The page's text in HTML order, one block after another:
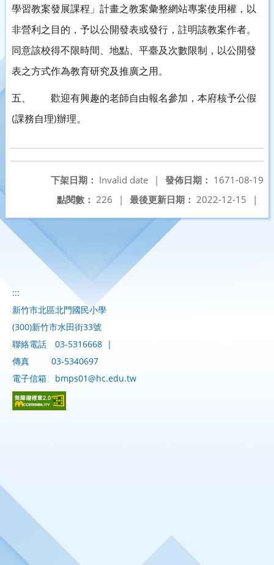
學習教案發展課程」計畫之教案彙整網站專案使用權，以
非營利之目的，予以公開發表或發行，註明該教案作者。
同意該校得不限時間、地點、平臺及次數限制，以公開發
表之方式作為教育研究及推廣之用。
五、 歡迎有興趣的老師自由報名參加，本府核予公假
(課務自理)辦理。
發佈日期： 1671-08-19
下架日期： Invalid date
|
最後更新日期： 2022-12-15 |
點閱數： 226 |
:::
新竹市北區北門國民小學
(300)新竹市水田街33號
聯絡電話
03-5316668 |
傳真
03-5340697
電子信箱
bmps01@hc.edu.tw